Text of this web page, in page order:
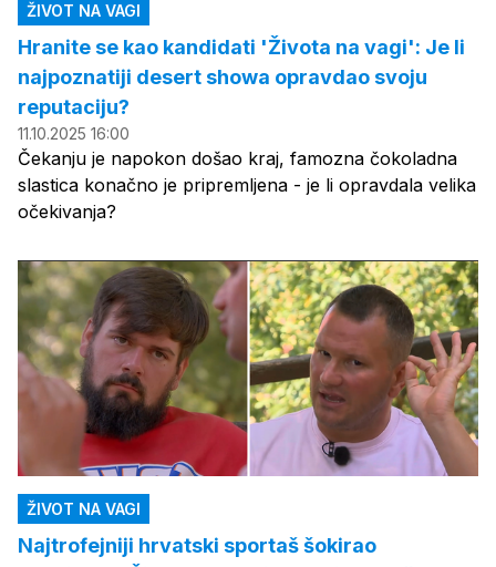
ŽIVOT NA VAGI
Hranite se kao kandidati 'Života na vagi': Je li
najpoznatiji desert showa opravdao svoju
reputaciju?
11.10.2025 16:00
Čekanju je napokon došao kraj, famozna čokoladna
slastica konačno je pripremljena - je li opravdala velika
očekivanja?
ŽIVOT NA VAGI
Najtrofejniji hrvatski sportaš šokirao